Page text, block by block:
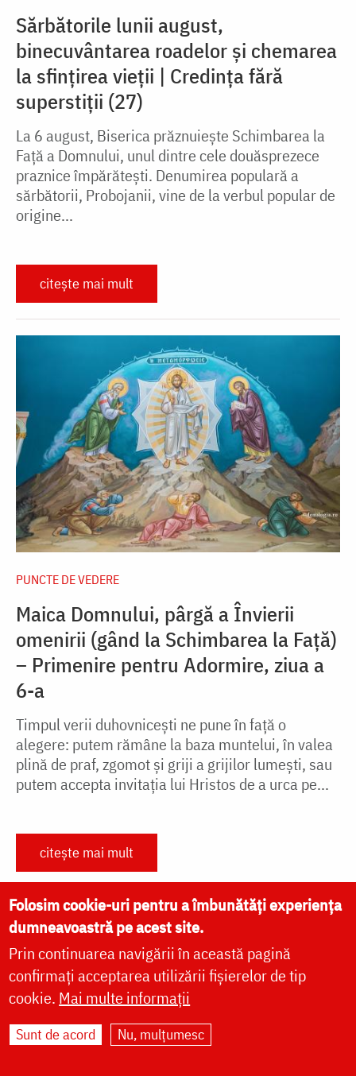
Sărbătorile lunii august,
binecuvântarea roadelor și chemarea
la sfințirea vieții | Credința fără
superstiții (27)
La 6 august, Biserica prăznuiește Schimbarea la
Față a Domnului, unul dintre cele douăsprezece
praznice împărătești. Denumirea populară a
sărbătorii, Probojanii, vine de la verbul popular de
origine...
citește mai mult
PUNCTE DE VEDERE
Maica Domnului, pârgă a Învierii
omenirii (gând la Schimbarea la Față)
– Primenire pentru Adormire, ziua a
6-a
Timpul verii duhovnicești ne pune în față o
alegere: putem rămâne la baza muntelui, în valea
plină de praf, zgomot și griji a grijilor lumești, sau
putem accepta invitația lui Hristos de a urca pe...
citește mai mult
PaginareFirst page
« Prima pagină Next page
Următoarea pagină
Last page
Ultima pagină »
Folosim cookie-uri pentru a îmbunătăți experiența
dumneavoastră pe acest site.
Prin continuarea navigării în această pagină
confirmați acceptarea utilizării fișierelor de tip
cookie. Mai multe informații
Sunt de acord Nu, mulțumesc